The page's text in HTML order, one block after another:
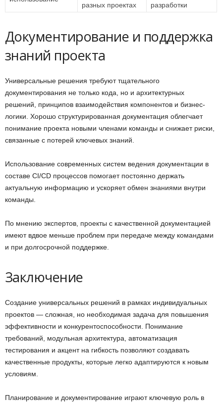
разных проектах
разработки
Документирование и поддержка
знаний проекта
Универсальные решения требуют тщательного
документирования не только кода, но и архитектурных
решений, принципов взаимодействия компонентов и бизнес-
логики. Хорошо структурированная документация облегчает
понимание проекта новыми членами команды и снижает риски,
связанные с потерей ключевых знаний.
Использование современных систем ведения документации в
составе CI/CD процессов помогает постоянно держать
актуальную информацию и ускоряет обмен знаниями внутри
команды.
По мнению экспертов, проекты с качественной документацией
имеют вдвое меньше проблем при передаче между командами
и при долгосрочной поддержке.
Заключение
Создание универсальных решений в рамках индивидуальных
проектов — сложная, но необходимая задача для повышения
эффективности и конкурентоспособности. Понимание
требований, модульная архитектура, автоматизация
тестирования и акцент на гибкость позволяют создавать
качественные продукты, которые легко адаптируются к новым
условиям.
Планирование и документирование играют ключевую роль в